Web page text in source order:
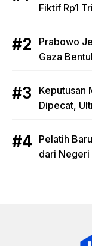
Fiktif Rp1
Prabowo
Gaza
Keputusan
Dipecat,
Pelatih
dari Negeri